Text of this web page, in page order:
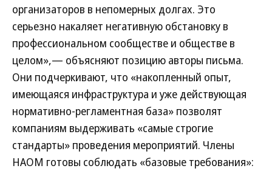
организаторов в непомерных долгах. Это
серьезно накаляет негативную обстановку в
профессиональном сообществе и обществе в
целом»,— объясняют позицию авторы письма.
Они подчеркивают, что «накопленный опыт,
имеющаяся инфраструктура и уже действующая
нормативно-регламентная база» позволят
компаниям выдерживать «самые строгие
стандарты» проведения мероприятий. Члены
НАОМ готовы соблюдать «базовые требования»: